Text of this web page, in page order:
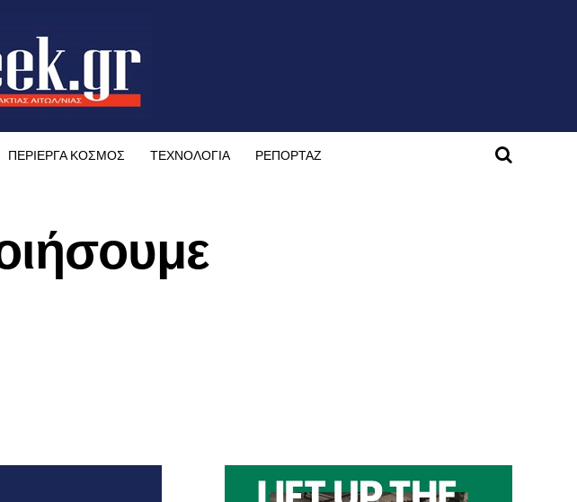
ΠΕΡΙΕΡΓΑ ΚΟΣΜΟΣ ΤΕΧΝΟΛΟΓΙΑ ΡΕΠΟΡΤΑΖ